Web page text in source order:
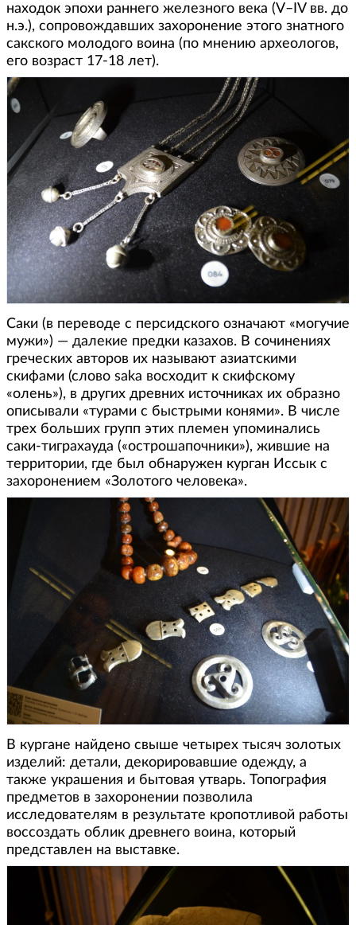
находок эпохи раннего железного века (V–IV вв. до
н.э.), сопровождавших захоронение этого знатного
сакского молодого воина (по мнению археологов,
его возраст 17-18 лет).
Саки (в переводе с персидского означают «могучие
мужи») — далекие предки казахов. В сочинениях
греческих авторов их называют азиатскими
скифами (слово saka восходит к скифскому
«олень»), в других древних источниках их образно
описывали «турами с быстрыми конями». В числе
трех больших групп этих племен упоминались
саки-тиграхауда («острошапочники»), жившие на
территории, где был обнаружен курган Иссык с
захоронением «Золотого человека».
В кургане найдено свыше четырех тысяч золотых
изделий: детали, декорировавшие одежду, а
также украшения и бытовая утварь. Топография
предметов в захоронении позволила
исследователям в результате кропотливой работы
воссоздать облик древнего воина, который
представлен на выставке.